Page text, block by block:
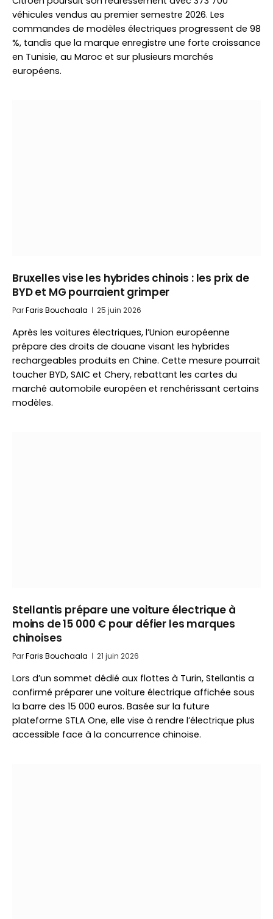
véhicules vendus au premier semestre 2026. Les
commandes de modèles électriques progressent de 98
%, tandis que la marque enregistre une forte croissance
en Tunisie, au Maroc et sur plusieurs marchés
européens.
Bruxelles vise les hybrides chinois : les prix de
BYD et MG pourraient grimper
ParFaris Bouchaala 25 juin 2026
Après les voitures électriques, l’Union européenne
prépare des droits de douane visant les hybrides
rechargeables produits en Chine. Cette mesure pourrait
toucher BYD, SAIC et Chery, rebattant les cartes du
marché automobile européen et renchérissant certains
modèles.
Stellantis prépare une voiture électrique à
moins de 15 000 € pour défier les marques
chinoises
ParFaris Bouchaala 21 juin 2026
Lors d’un sommet dédié aux flottes à Turin, Stellantis a
confirmé préparer une voiture électrique affichée sous
la barre des 15 000 euros. Basée sur la future
plateforme STLA One, elle vise à rendre l’électrique plus
accessible face à la concurrence chinoise.